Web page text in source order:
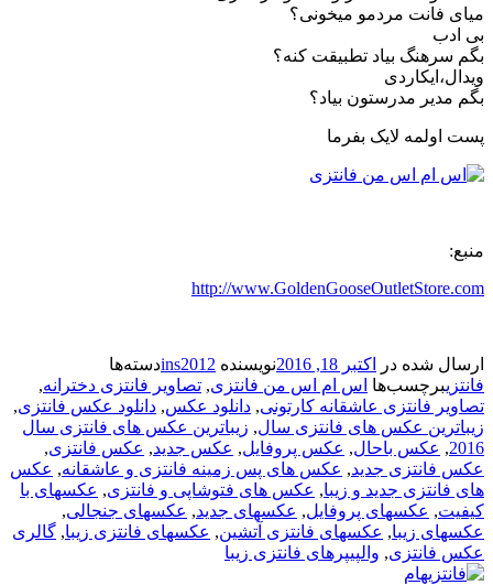
میای فانت مردمو میخونی؟
بی ادب
بگم سرهنگ بیاد تطبیقت کنه؟
ویدال،ایکاردی
بگم مدیر مدرستون بیاد؟
پست اولمه لایک بفرما
منبع:
http://www.GoldenGooseOutletStore.com
ارسال شده در اکتبر 18, 2016 نویسنده ins2012دسته‌ها
فانتزیبرچسب‌ها اس ام اس من فانتزی, تصاویر فانتزی دخترانه,
تصاویر فانتزی عاشقانه کارتونی, دانلود عکس, دانلود عکس فانتزی,
زیباترین عکس های فانتزی سال, زیباترین عکس های فانتزی سال
2016
, عکس باحال, عکس پروفایل, عکس جدید, عکس فانتزی,
عکس فانتزی جدید, عکس های پس زمینه فانتزی و عاشقانه, عکس
های فانتزی جدید و زیبا, عکس های فتوشاپی و فانتزی, عکسهای با
کیفیت, عکسهای پروفایل, عکسهای جدید, عکسهای جنجالی,
عکسهای زیبا, عکسهای فانتزی آتشین, عکسهای فانتزی زیبا, گالری
عکس فانتزی, والپیپرهای فانتزی زیبا